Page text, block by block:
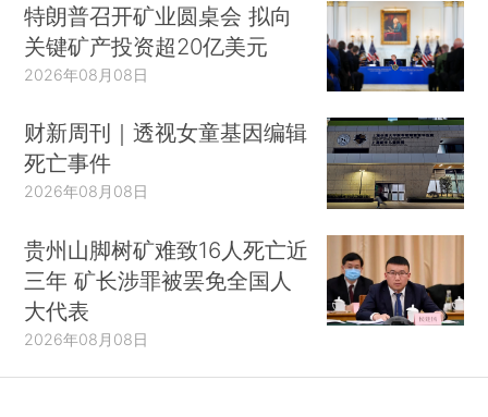
特朗普召开矿业圆桌会 拟向
关键矿产投资超20亿美元
2026年08月08日
财新周刊｜透视女童基因编辑
死亡事件
2026年08月08日
贵州山脚树矿难致16人死亡近
三年 矿长涉罪被罢免全国人
大代表
2026年08月08日